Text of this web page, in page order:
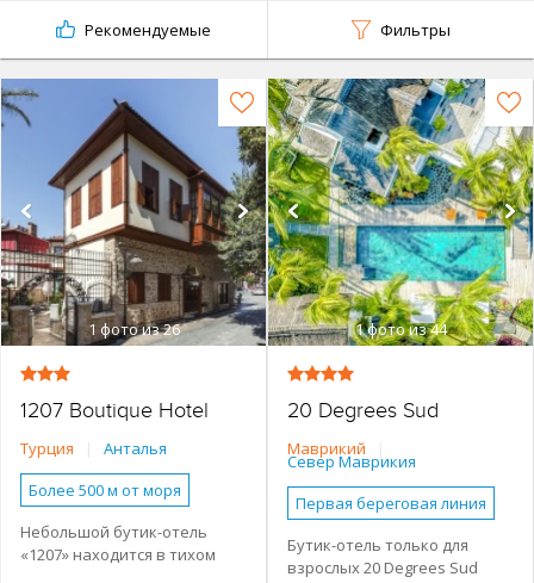
Рекомендуемые Фильтры
1 фото из 26
1207 Boutique Hotel
Турция
Анталья
Более 500 м от моря
Наличие туристической
инфраструктуры рядом
Небольшой бутик-отель
«1207» находится в тихом
1фото из 44
20 Degrees Sud
Маврикий
Север Маврикия
Первая береговая линия
Бутик-отель
Бассейн
Бутик-отель только для
взрослых 20 Degrees Sud